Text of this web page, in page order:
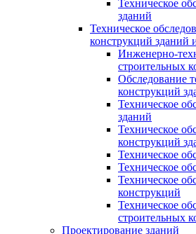
Техническое
зданий
Техническое
конструкций зданий
Инженерно-
строительных
Обследование
конструкций
Техническое
зданий
Техническое
конструкций
Техническое
Техническое
Техническое
конструкций
Техническое
строительных
Проектирование зданий